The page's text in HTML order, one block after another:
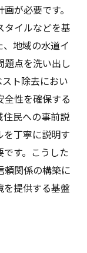
が必要です。
タイルなどを基
地域の水道イ
題点を洗い出し
ト除去におい
全性を確保する
住民への事前説
を丁寧に説明す
す。こうした
頼関係の構築に
を提供する基盤